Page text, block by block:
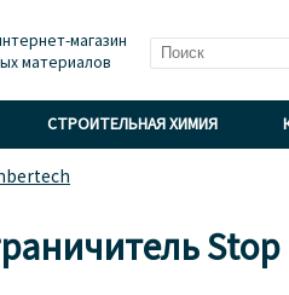
магазин
материалов
СТРОИТЕЛЬНАЯ ХИМИЯ